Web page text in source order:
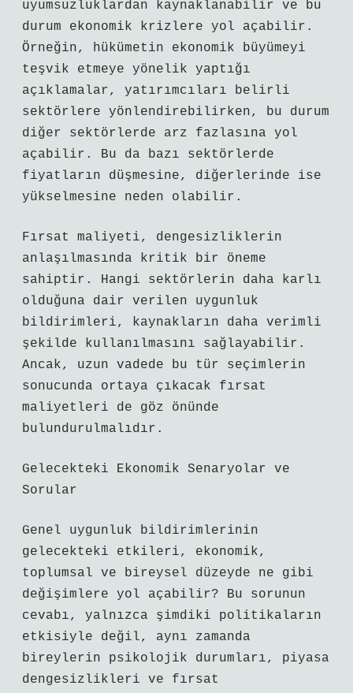
uyumsuzluklardan kaynaklanabilir ve bu
durum ekonomik krizlere yol açabilir.
Örneğin, hükümetin ekonomik büyümeyi
teşvik etmeye yönelik yaptığı
açıklamalar, yatırımcıları belirli
sektörlere yönlendirebilirken, bu durum
diğer sektörlerde arz fazlasına yol
açabilir. Bu da bazı sektörlerde
fiyatların düşmesine, diğerlerinde ise
yükselmesine neden olabilir.
Fırsat maliyeti, dengesizliklerin
anlaşılmasında kritik bir öneme
sahiptir. Hangi sektörlerin daha karlı
olduğuna dair verilen uygunluk
bildirimleri, kaynakların daha verimli
şekilde kullanılmasını sağlayabilir.
Ancak, uzun vadede bu tür seçimlerin
sonucunda ortaya çıkacak fırsat
maliyetleri de göz önünde
bulundurulmalıdır.
Gelecekteki Ekonomik Senaryolar ve
Sorular
Genel uygunluk bildirimlerinin
gelecekteki etkileri, ekonomik,
toplumsal ve bireysel düzeyde ne gibi
değişimlere yol açabilir? Bu sorunun
cevabı, yalnızca şimdiki politikaların
etkisiyle değil, aynı zamanda
bireylerin psikolojik durumları, piyasa
dengesizlikleri ve fırsat